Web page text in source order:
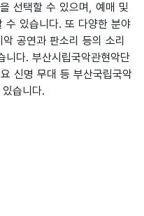
선택할 수 있으며, 예매 및
수 있습니다. 또 다양한 분야
공연과 판소리 등의 소리
니다. 부산시립국악관현악단
신명 무대 등 부산국립국악
습니다.